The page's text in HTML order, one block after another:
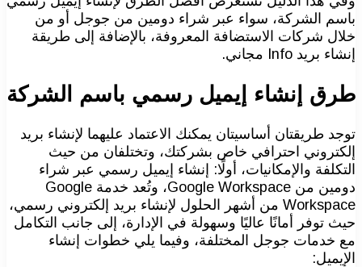
باسم الشركة، سواء عبر شراء دومين من جوجل أو من
خلال شركات الاستضافة المعروفة، بالإضافة إلى طريقة
إنشاء بريد Info مجاني.
طرق إنشاء إيميل رسمي باسم الشركة
توجد طريقتان أساسيتان يمكنك الاعتماد عليهما لإنشاء بريد
إلكتروني احترافي خاص بشركتك، وتختلفان من حيث
التكلفة والإمكانيات، أولًا: إنشاء إيميل رسمي عبر شراء
دومين من Google Workspace، وتُعد خدمة Google
Workspace من أشهر الحلول لإنشاء بريد إلكتروني رسمي،
حيث توفر أمانًا عاليًا وسهولة في الإدارة، إلى جانب التكامل
مع خدمات جوجل المختلفة، وفيما يلي خطوات إنشاء
الإيميل: